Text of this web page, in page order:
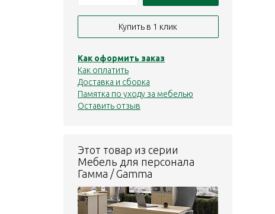
Купить в 1 клик
Как оформить заказ
Как оплатить
Доставка и сборка
Памятка по уходу за мебелью
Оставить отзыв
Этот товар из серии
Мебель для персонала
Гамма / Gamma